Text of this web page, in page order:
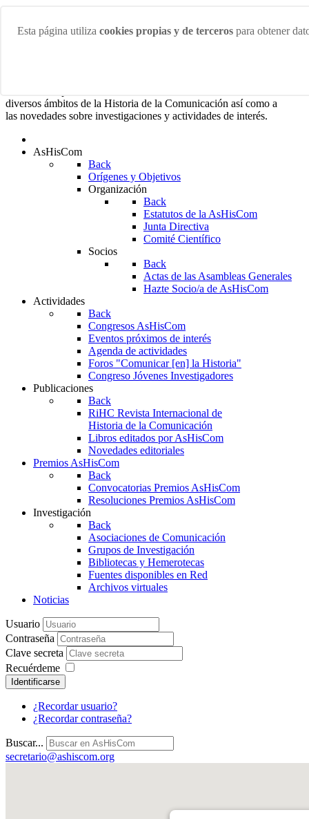
Esta página utiliza cookies propias y de tercerospara obtener
diversos ámbitos de la Historia de la Comunicación así como a
las novedades sobre investigaciones y actividades de interés.
AsHisCom
Back
Orígenes y Objetivos
Organización
Back
Estatutos de la AsHisCom
Junta Directiva
Comité Científico
Socios
Back
Actas de las Asambleas Generales
Hazte Socio/a de AsHisCom
Actividades
Back
Congresos AsHisCom
Eventos próximos de interés
Agenda de actividades
Foros "Comunicar [en] la Historia"
Congreso Jóvenes Investigadores
Publicaciones
Back
RiHC Revista Internacional de
Historia de la Comunicación
Libros editados por AsHisCom
Novedades editoriales
Premios AsHisCom
Back
Convocatorias Premios AsHisCom
Resoluciones Premios AsHisCom
Investigación
Back
Asociaciones de Comunicación
Grupos de Investigación
Bibliotecas y Hemerotecas
Fuentes disponibles en Red
Archivos virtuales
Noticias
Usuario
Contraseña
Clave secreta
Recuérdeme
Identificarse
¿Recordar usuario?
¿Recordar contraseña?
Buscar...
secretario@ashiscom.org